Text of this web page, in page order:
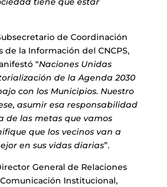
de Coordinación
de la Información del CNCPS,
“Naciones Unidas
de la Agenda 2030
con los Municipios. Nuestro
asumir esa responsabilidad
de las metas que vamos
que los vecinos van a
en sus vidas diarias”.
General de Relaciones
Institucional,